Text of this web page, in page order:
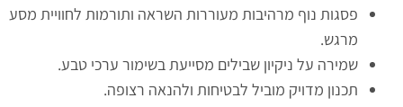
פסגות נוף מרהיבות מעוררות השראה ותורמות לחוויית מסע
מרגש.
שמירה על ניקיון שבילים מסייעת בשימור ערכי טבע.
תכנון מדויק מוביל לבטיחות ולהנאה רצופה.